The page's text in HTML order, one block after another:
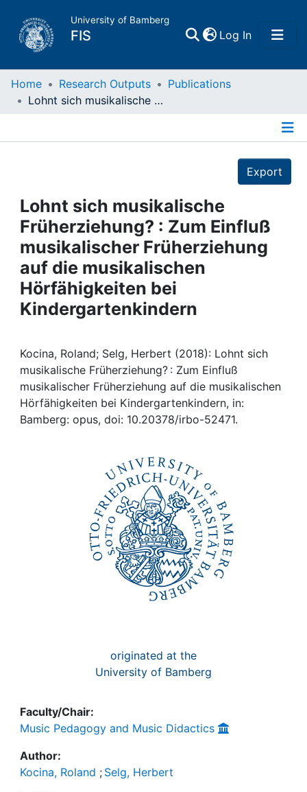
University of Bamberg
FIS Log In(current)
Home
Projects
People
Institutions
Awards
Help
Home Research Outputs
Publications
Lohnt sich musikalische Früherziehung? : Zum Einfluß musikalischer Früherziehung auf die musikalischen Hörfähigkeiten bei Kindergartenkindern
Export
Lohnt sich musikalische
Früherziehung? : Zum Einfluß
musikalischer Früherziehung
auf die musikalischen
Hörfähigkeiten bei
Kindergartenkindern
Kocina, Roland; Selg, Herbert (2018): Lohnt sich
musikalische Früherziehung? : Zum Einfluß
musikalischer Früherziehung auf die musikalischen
Hörfähigkeiten bei Kindergartenkindern, in:
Bamberg: opus, doi: 10.20378/irbo-52471.
originated at the
University of Bamberg
Faculty/Chair:
Music Pedagogy and Music Didactics
Author:
Kocina, Roland ; Selg, Herbert